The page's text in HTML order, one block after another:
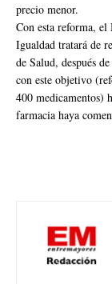
precio menor.
Con esta reforma,
Igualdad tratará de
de Salud, después
con este objetivo
400 medicamentos)
farmacia haya